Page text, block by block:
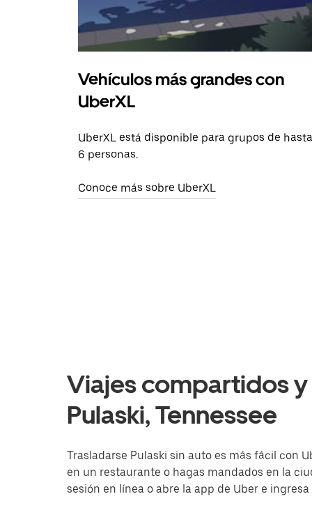
Vehículos más grandes con
UberXL
UberXL está disponible para grupos de hasta
6 personas.
Conoce más sobre UberXL
Viajes compartidos
Pulaski, Tennessee
Trasladarse Pulaski sin auto es más fácil con
en un restaurante o hagas mandados en la
sesión en línea o abre la app de Uber e